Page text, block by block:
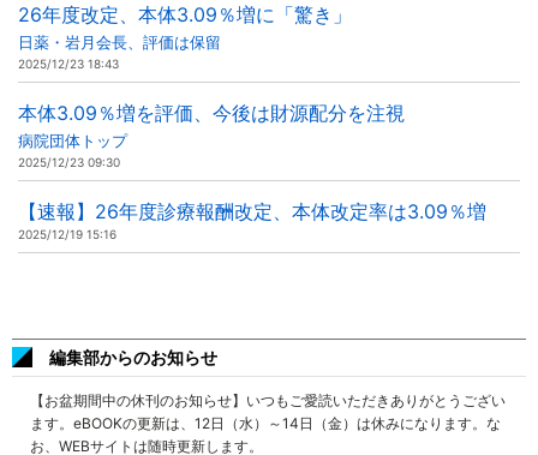
26年度改定、本体3.09％増に「驚き」
日薬・岩月会長、評価は保留
2025/12/23 18:43
本体3.09％増を評価、今後は財源配分を注視
病院団体トップ
2025/12/23 09:30
【速報】26年度診療報酬改定、本体改定率は3.09％増
2025/12/19 15:16
編集部からのお知らせ
【お盆期間中の休刊のお知らせ】いつもご愛読いただきありがとうござい
ます。eBOOKの更新は、12日（水）～14日（金）は休みになります。な
お、WEBサイトは随時更新します。